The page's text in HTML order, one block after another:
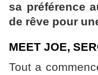
sa préférence
de rêve pour
MEET JOE,
Tout a